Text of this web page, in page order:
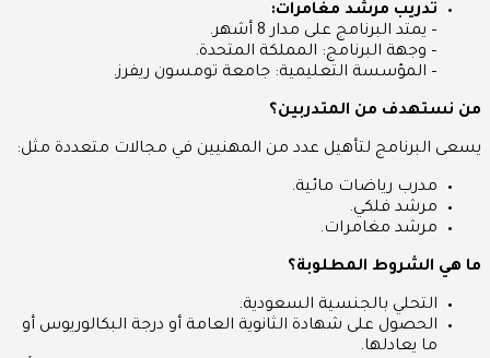
تدريب مرشد مغامرات:
– يمتد البرنامج على مدار 8 أشهر.
– وجهة البرنامج: المملكة المتحدة.
– المؤسسة التعليمية: جامعة تومسون ريفرز.
من نستهدف من المتدربين؟
يسعى البرنامج لتأهيل عدد من المهنيين في مجالات متعددة مثل:
مدرب رياضات مائية.
مرشد فلكي.
مرشد مغامرات.
ما هي الشروط المطلوبة؟
التحلي بالجنسية السعودية.
الحصول على شهادة الثانوية العامة أو درجة البكالوريوس أو
ما يعادلها.